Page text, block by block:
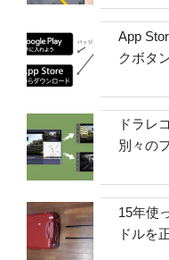
App
クボタ
ドラレ
別々の
15年使
ドルを